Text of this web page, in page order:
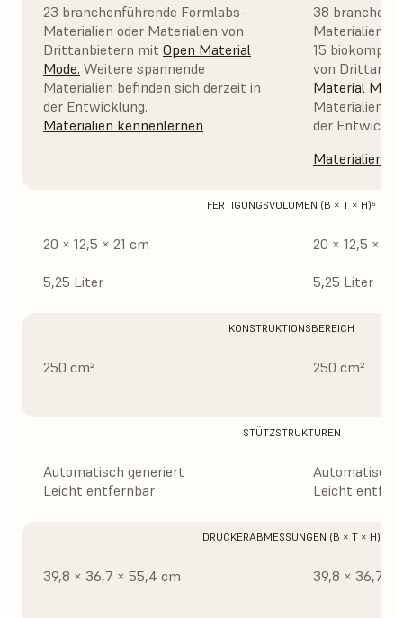
23 branchenführende Formlabs-
Materialien oder Materialien von
Drittanbietern mit Open Material
Mode. Weitere spannende
Materialien befinden sich derzeit in
der Entwicklung.
Materialien kennenlernen
38
Materialien,
15
von
Material Mode
Materialien
der
Materialien
FERTIGUNGSVOLUMEN (B × T × H)⁵
20 × 12,5 × 21 cm
5,25 Liter
20 × 12,5 × 21
5,25 Liter
KONSTRUKTIONSBEREICH
250 cm² 250 cm²
STÜTZSTRUKTUREN
Automatisch generiert
Leicht entfernbar
Automatisch
Leicht
DRUCKERABMESSUNGEN (B × T × H)
39,8 × 36,7 × 55,4 cm 39,8 × 36,7 ×